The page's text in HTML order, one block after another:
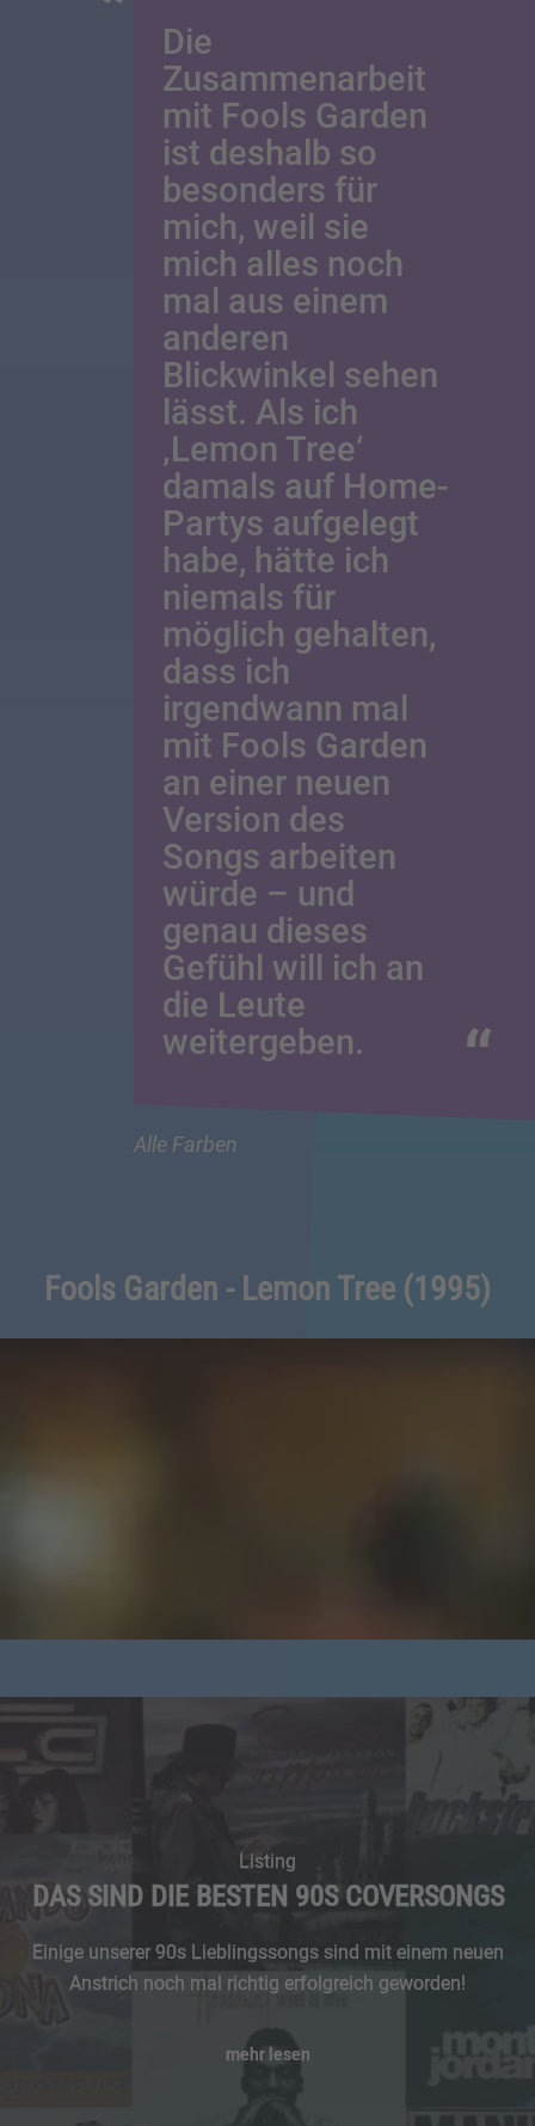
Die
Zusammenarbeit
mit Fools Garden
ist deshalb so
besonders für
mich, weil sie
mich alles noch
mal aus einem
anderen
Blickwinkel sehen
lässt. Als ich
‚Lemon Tree‘
damals auf Home-
Partys aufgelegt
habe, hätte ich
niemals für
möglich gehalten,
dass ich
irgendwann mal
mit Fools Garden
an einer neuen
Version des
Songs arbeiten
würde – und
genau dieses
Gefühl will ich an
die Leute
weitergeben.
Alle Farben
Fools Garden - Lemon Tree (1995)
Listing
DAS SIND DIE BESTEN 90S COVERSONGS
Einige unserer 90s Lieblingssongs sind mit einem neuen
Anstrich noch mal richtig erfolgreich geworden!
mehr lesen